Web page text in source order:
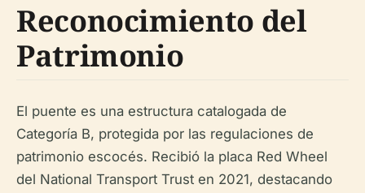
Reconocimiento del
Patrimonio
El puente es una estructura catalogada de
Categoría B, protegida por las regulaciones de
patrimonio escocés. Recibió la placa Red Wheel
del National Transport Trust en 2021, destacando